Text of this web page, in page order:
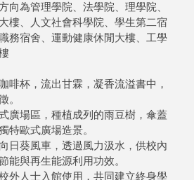
向為管理學院、法學院、理學院、
樓、人文社會科學院、學生第二宿
務宿舍、運動健康休閒大樓、工學
啡杯，流出甘霖，凝香流溢書中，
。
廣場區，種植成列的雨豆樹，傘蓋
特歐式廣場造景。
日葵風車，透過風力汲水，供校內
能與再生能源利用功效。
外人士入館使用，共同建立終身學